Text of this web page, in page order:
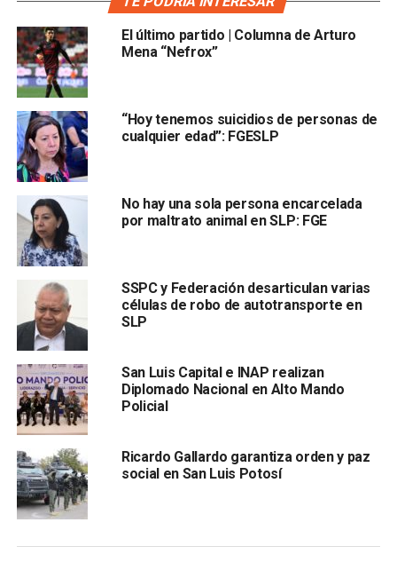
evento, La Dirección de Policía Vial realizará cierres de
circulación en los siguientes puntos:Coral y Malaquita,
Coral y Sirconia, Sirconia y Boulevard Españita,
Malaquita y Boulevard Españita, y Malaquita y
Azabache.Estos cierres están diseñados para facilitar el
acceso seguro de los aficionados al estadio y para
mantener el orden en las vías cercanas al lugar del evento.
El operativo contará con personal de vigilancia en áreas
estratégicas. Policía Vial desplegará personal en Avenida
Coral y Sirconia para mantener estas vías limpias y
seguras.Además, se tendrá presencia en los
semáforos de Rutilo Torres y Salvador Nava,
Industrias y Rutilo Torres, Carretera 57 y Colorines,
Carretera 57 y Granate, y Granate y Avenida
Industrias, para asegurar un flujo vehicular eficiente y
minimizar cualquier inconveniente para los
conductores.
El último partido | Columna de Arturo
Mena “Nefrox”
“Hoy tenemos suicidios de personas de
cualquier edad”: FGESLP
No hay una sola persona encarcelada
por maltrato animal en SLP: FGE
SSPC y Federación desarticulan varias
células de robo de autotransporte en
SLP
San Luis Capital e INAP realizan
Diplomado Nacional en Alto Mando
Policial
Ricardo Gallardo garantiza orden y paz
social en San Luis Potosí